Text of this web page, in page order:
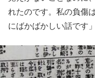
れたのです。私の負傷
にばかばかしい話です」